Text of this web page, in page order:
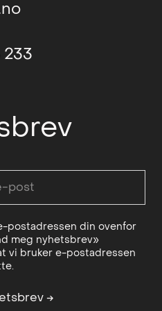
233
postadressen din ovenfor
meg nyhetsbrev»
vi bruker e-postadressen
→